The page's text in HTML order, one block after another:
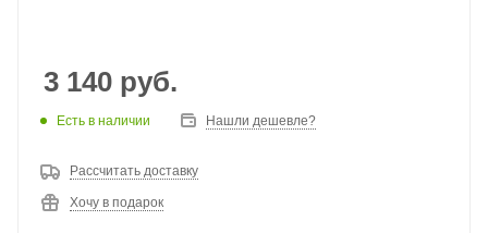
3 140 руб.
Есть в наличии Нашли дешевле?
Рассчитать доставку
Хочу в подарок